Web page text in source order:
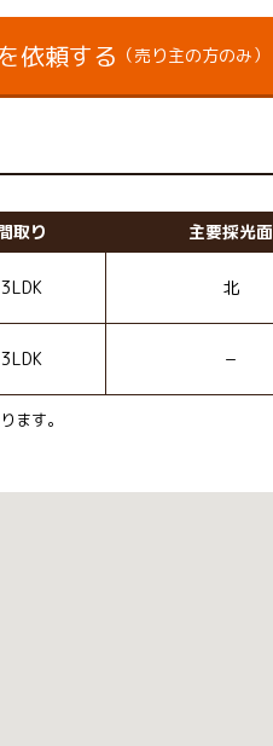
依頼する （売り主の方のみ）
取り 主要採光面
3LDK 北
3LDK −
ます。